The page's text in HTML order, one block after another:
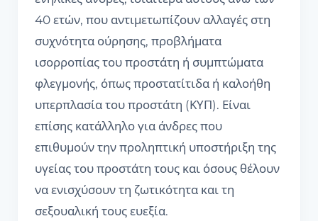
40 ετών, που αντιμετωπίζουν αλλαγές στη
συχνότητα ούρησης, προβλήματα
ισορροπίας του προστάτη ή συμπτώματα
φλεγμονής, όπως προστατίτιδα ή καλοήθη
υπερπλασία του προστάτη (ΚΥΠ). Είναι
επίσης κατάλληλο για άνδρες που
επιθυμούν την προληπτική υποστήριξη της
υγείας του προστάτη τους και όσους θέλουν
να ενισχύσουν τη ζωτικότητα και τη
σεξουαλική τους ευεξία.